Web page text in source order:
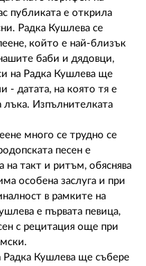
публиката е открила
Радка Кушлева се
който е най-близък
баби и дядовци,
на Радка Кушлева ще
- датата, на която тя е
лъка. Изпълнителката
много се трудно се
песен е
на такт и ритъм, обяснява
особена заслуга и при
в рамките на
е първата певица,
с рецитация още при
Кушлева ще събере